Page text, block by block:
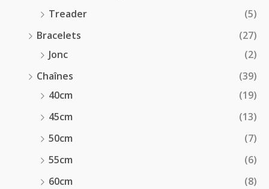
Treader
(5)
Bracelets
(27)
Jonc
(2)
Chaînes
(39)
40cm
(19)
45cm
(13)
50cm
(7)
55cm
(6)
60cm
(8)